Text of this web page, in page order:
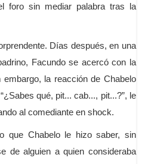
foro sin mediar palabra tras la
Días después, en una
Facundo se acercó con la
la reacción de Chabelo
qué, pit... cab..., pit...?”, le
al comediante en shock.
que Chabelo le hizo saber, sin
de alguien a quien consideraba